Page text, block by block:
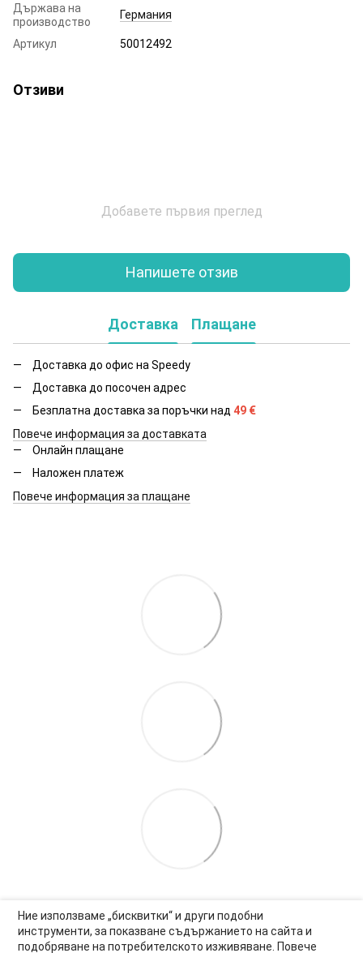
Ние използваме „бисквитки“ и други подобни
инструменти, за показване съдържанието на сайта и
подобряване на потребителското изживяване. Повече
Държава на
производство
Германия
Артикул 50012492
Отзиви
Добавете първия преглед
Напишете отзив
Доставка Плащане
Доставка до офис на Speedy
Доставка до посочен адрес
Безплатна доставка за поръчки над 49 €
Повече информация за доставката
Онлайн плащане
Наложен платеж
Повече информация за плащане